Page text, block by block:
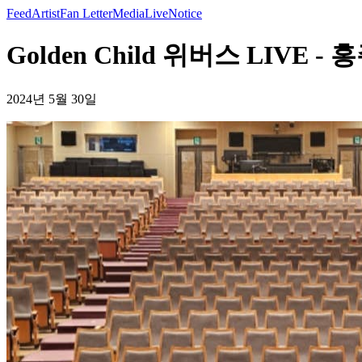
FeedArtistFan LetterMediaLiveNotice
Golden Child 위버스 LIVE -
2024년 5월 30일